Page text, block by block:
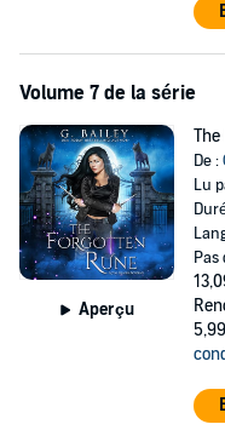
Volume 7 de la série
Aperçu
The
De :
Lu